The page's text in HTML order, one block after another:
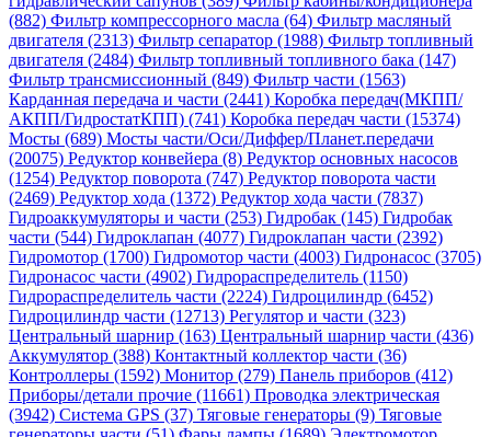
(882) Фильтр компрессорного масла (64) Фильтр масляный
двигателя (2313) Фильтр сепаратор (1988) Фильтр топливный
двигателя (2484) Фильтр топливный топливного бака (147)
Фильтр трансмиссионный (849) Фильтр части (1563)
Карданная передача и части (2441) Коробка передач(МКПП/
АКПП/ГидростатКПП) (741) Коробка передач части (15374)
Мосты (689) Мосты части/Оси/Диффер/Планет.передачи
(20075) Редуктор конвейера (8) Редуктор основных насосов
(1254) Редуктор поворота (747) Редуктор поворота части
(2469) Редуктор хода (1372) Редуктор хода части (7837)
Гидроаккумуляторы и части (253) Гидробак (145) Гидробак
части (544) Гидроклапан (4077) Гидроклапан части (2392)
Гидромотор (1700) Гидромотор части (4003) Гидронасос (3705)
Гидронасос части (4902) Гидрораспределитель (1150)
Гидрораспределитель части (2224) Гидроцилиндр (6452)
Гидроцилиндр части (12713) Регулятор и части (323)
Центральный шарнир (163) Центральный шарнир части (436)
Аккумулятор (388) Контактный коллектор части (36)
Контроллеры (1592) Монитор (279) Панель приборов (412)
Приборы/детали прочие (11661) Проводка электрическая
(3942) Система GPS (37) Тяговые генераторы (9) Тяговые